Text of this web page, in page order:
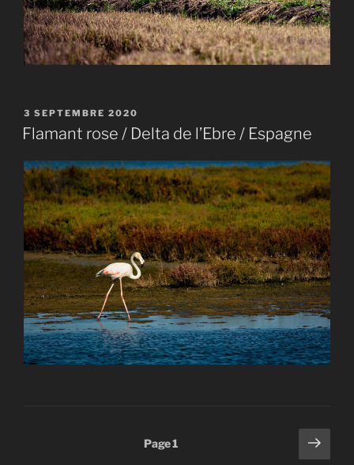
PUBLIÉ
LE
3 SEPTEMBRE 2020
Flamant rose / Delta de l’Ebre / Espagne
Page1
Page